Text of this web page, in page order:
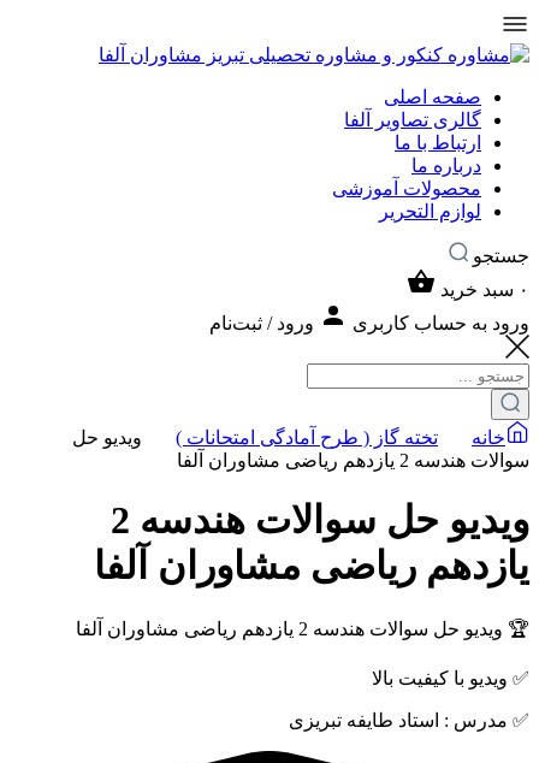
صفحه اصلی
گالری تصاویر آلفا
ارتباط با ما
درباره ما
محصولات آموزشی
لوازم التحریر
جستجو
۰ سبد خرید
ورود به حساب کاربری
ورود / ثبت‌نام
خانه تخته گاز ( طرح آمادگی امتحانات )
ویدیو حل
سوالات هندسه 2 یازدهم ریاضی مشاوران آلفا
ویدیو حل سوالات هندسه 2
یازدهم ریاضی مشاوران آلفا
🏆 ویدیو حل سوالات هندسه 2 یازدهم ریاضی مشاوران آلفا
✅ ویدیو با کیفیت بالا
✅ مدرس : استاد طایفه تبریزی